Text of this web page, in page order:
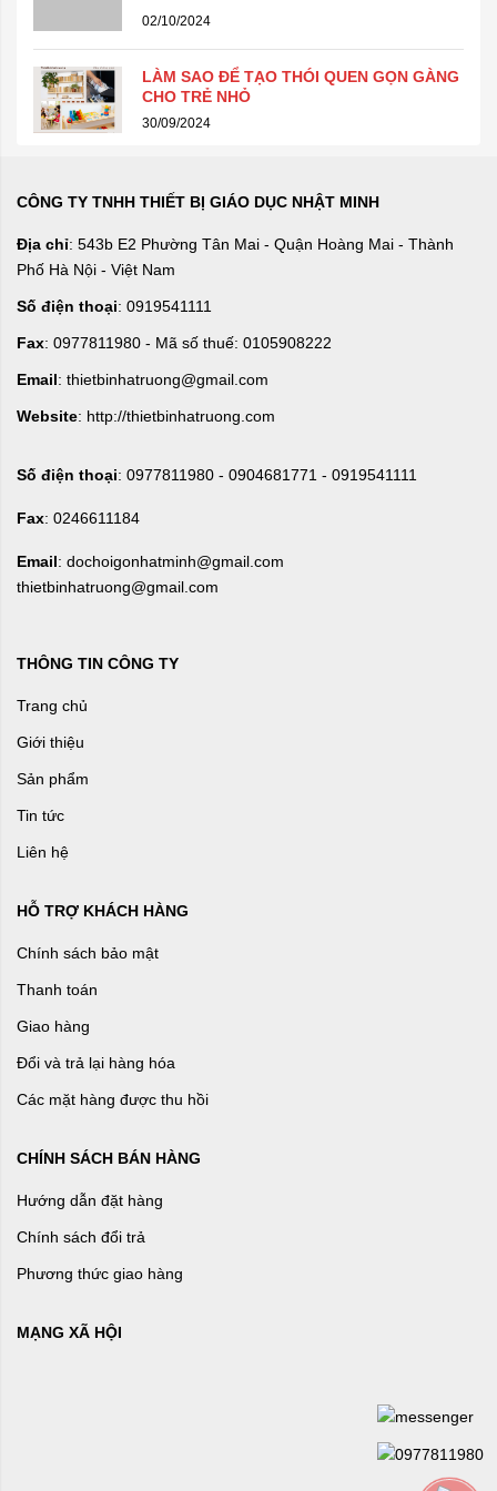
02/10/2024
LÀM SAO ĐỂ TẠO THÓI QUEN GỌN GÀNG
CHO TRẺ NHỎ
30/09/2024
CÔNG TY TNHH THIẾT BỊ GIÁO DỤC NHẬT MINH
Địa chỉ: 543b E2 Phường Tân Mai - Quận Hoàng Mai - Thành
Phố Hà Nội - Việt Nam
Số điện thoại: 0919541111
Fax: 0977811980 - Mã số thuế: 0105908222
Email: thietbinhatruong@gmail.com
Website: http://thietbinhatruong.com
Số điện thoại: 0977811980 - 0904681771 - 0919541111
Fax: 0246611184
Email: dochoigonhatminh@gmail.com
thietbinhatruong@gmail.com
THÔNG TIN CÔNG TY
Trang chủ
Giới thiệu
Sản phẩm
Tin tức
Liên hệ
HỖ TRỢ KHÁCH HÀNG
Chính sách bảo mật
Thanh toán
Giao hàng
Đổi và trả lại hàng hóa
Các mặt hàng được thu hồi
CHÍNH SÁCH BÁN HÀNG
Hướng dẫn đặt hàng
Chính sách đổi trả
Phương thức giao hàng
MẠNG XÃ HỘI